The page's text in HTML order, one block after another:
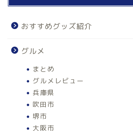
おすすめグッズ紹介
グルメ
まとめ
グルメレビュー
兵庫県
吹田市
堺市
大阪市